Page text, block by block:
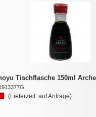
Ente, Reis und Karotten 400 g
Tischflasche 150ml Arche
(Lieferzeit:auf Anfrage)